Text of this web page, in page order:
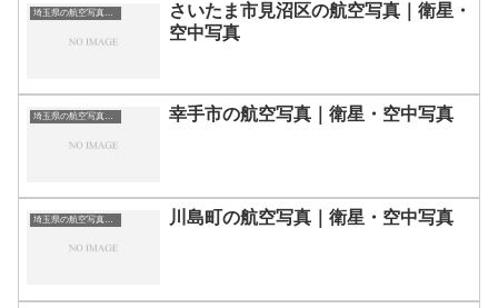
埼玉県の航空写真・空中写真
さいたま市見沼区の航空写真｜衛星・
空中写真
埼玉県の航空写真・空中写真 幸手市の航空写真｜衛星・空中写真
埼玉県の航空写真・空中写真 川島町の航空写真｜衛星・空中写真